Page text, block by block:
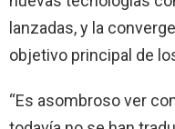
lanzadas, y la
objetivo principal de
“Es asombroso ver